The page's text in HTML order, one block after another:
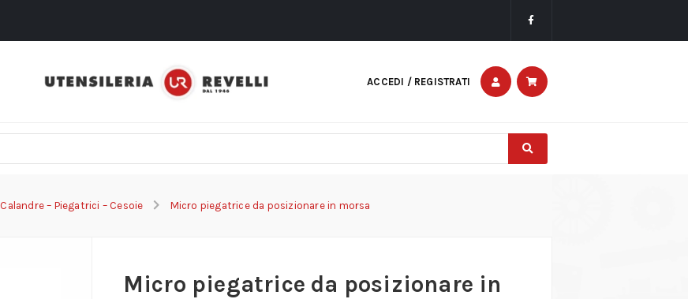
ACCEDI / REGISTRATI
Calandre – Piegatrici – Cesoie Micro piegatrice da posizionare in morsa
Micro piegatrice da posizionare in